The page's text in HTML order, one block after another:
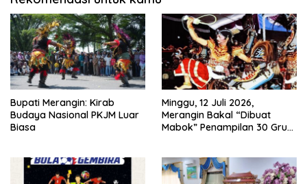
Bupati Merangin: Kirab
Budaya Nasional PKJM Luar
Biasa
Minggu, 12 Juli 2026,
Merangin Bakal “Dibuat
Mabok” Penampilan 30 Grup